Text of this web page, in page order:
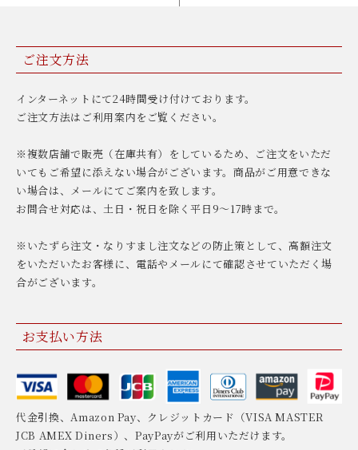
ご注文方法
インターネットにて24時間受け付けております。
ご注文方法はご利用案内をご覧ください。
※複数店舗で販売（在庫共有）をしているため、ご注文をいただ
いてもご希望に添えない場合がございます。商品がご用意できな
い場合は、メールにてご案内を致します。
お問合せ対応は、土日・祝日を除く平日9〜17時まで。
※いたずら注文・なりすまし注文などの防止策として、高額注文
をいただいたお客様に、電話やメールにて確認させていただく場
合がございます。
お支払い方法
代金引換、Amazon Pay、クレジットカード（VISA MASTER
JCB AMEX Diners）、PayPayがご利用いただけます。